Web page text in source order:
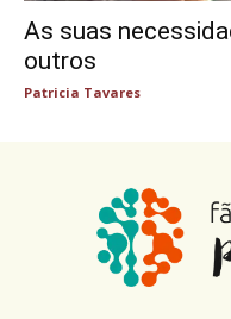
As suas
outros
Patricia Tavares